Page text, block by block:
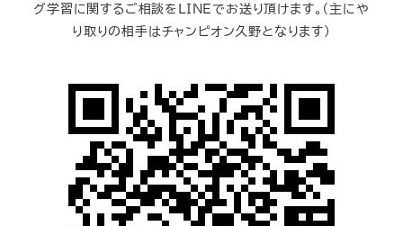
グ学習に関するご相談をLINEでお送り頂けます。（主にや
り取りの相手はチャンピオン久野となります）